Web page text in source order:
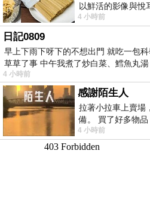
以鮮活的影像與悅
才多藝、陽光開朗
4 小時前
日記0809
早上下雨下呀下的不想出門 就吃一包
草草了事 中午我煮了炒白菜、鱈魚丸
4 小時前
感謝陌生人
拉著小拉車上賣場
備。 買了好多物
紙箱。 雖辛苦了點
4 小時前